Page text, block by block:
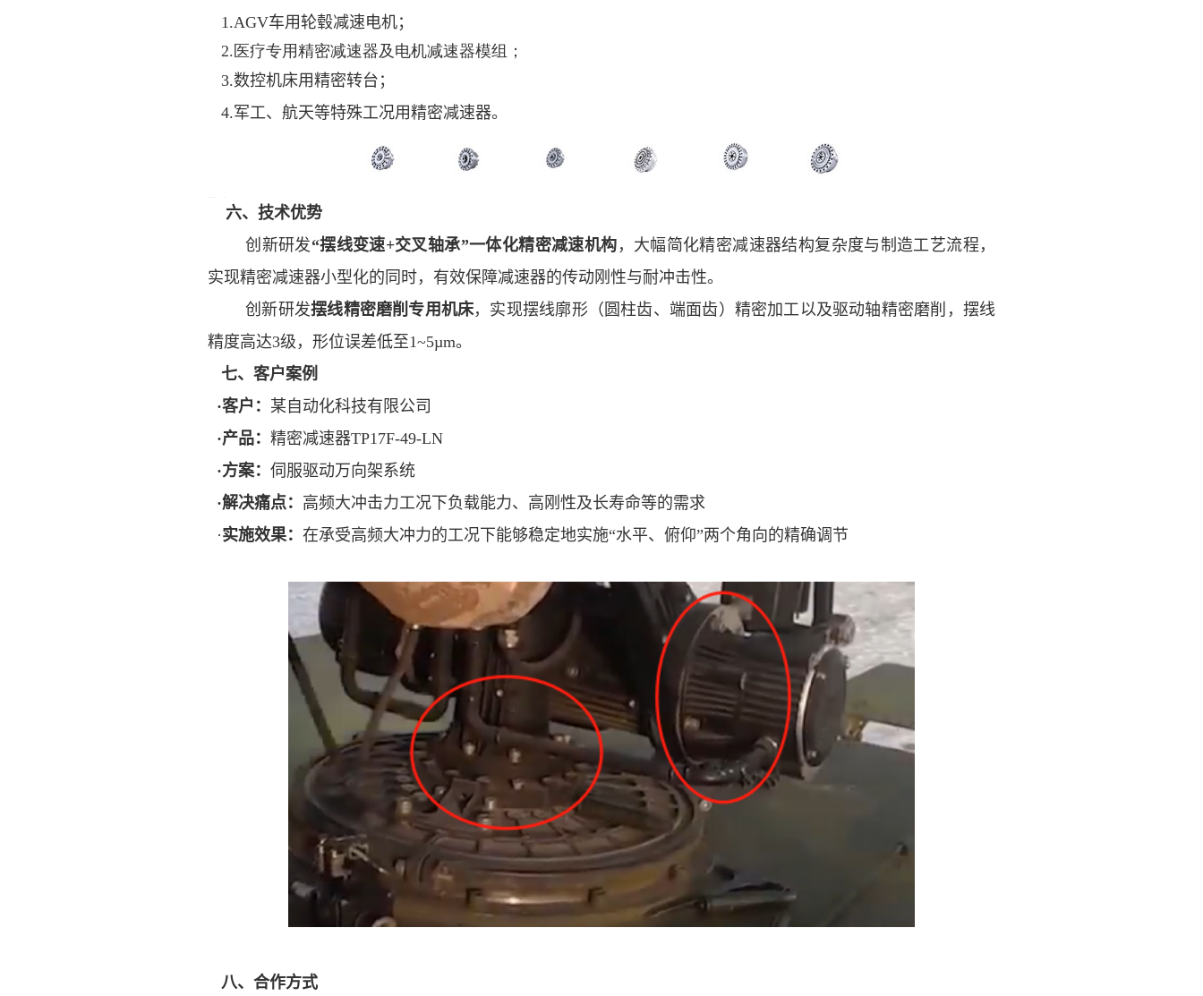
1.AGV车用轮毂减速电机；
2.医疗专用精密减速器及电机减速器模组；
3.数控机床用精密转台；
4.军工、航天等特殊工况用精密减速器。
六、技术优势
创新研发“摆线变速+交叉轴承”一体化精密减速机构 ，大幅简化精密减速器结构复杂度与制造工艺流程，
实现精密减速器小型化的同时，有效保障减速器的传动刚性与耐冲击性。
创新研发摆线精密磨削专用机床，实现摆线廓形（圆柱齿、端面齿）精密加工以及驱动轴精密磨削，摆线
精度高达3级，形位误差低至1~5µm。
七、客户案例
·客户： 某自动化科技有限公司
·产品： 精密减速器TP17F-49-LN
·方案： 伺服驱动万向架系统
·解决痛点： 高频大冲击力工况下负载能力、高刚性及长寿命等的需求
·实施效果： 在承受高频大冲力的工况下能够稳定地实施“水平、俯仰”两个角向的精确调节
八、合作方式